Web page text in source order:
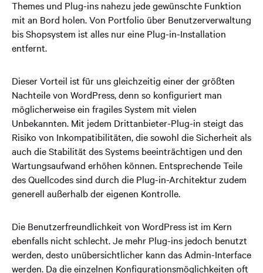
Themes und Plug-ins nahezu jede gewünschte Funktion
mit an Bord holen. Von Portfolio über Benutzerverwaltung
bis Shopsystem ist alles nur eine Plug-in-Installation
entfernt.
Dieser Vorteil ist für uns gleichzeitig einer der größten
Nachteile von WordPress, denn so konfiguriert man
möglicherweise ein fragiles System mit vielen
Unbekannten. Mit jedem Drittanbieter-Plug-in steigt das
Risiko von Inkompatibilitäten, die sowohl die Sicherheit als
auch die Stabilität des Systems beeinträchtigen und den
Wartungsaufwand erhöhen können. Entsprechende Teile
des Quellcodes sind durch die Plug-in-Architektur zudem
generell außerhalb der eigenen Kontrolle.
Die Benutzerfreundlichkeit von WordPress ist im Kern
ebenfalls nicht schlecht. Je mehr Plug-ins jedoch benutzt
werden, desto unübersichtlicher kann das Admin-Interface
werden. Da die einzelnen Konfigurationsmöglichkeiten oft